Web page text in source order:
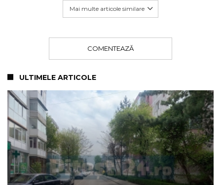
Mai multe articole similare
COMENTEAZĂ
ULTIMELE ARTICOLE